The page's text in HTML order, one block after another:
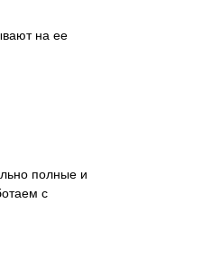
на ее
полные и
с